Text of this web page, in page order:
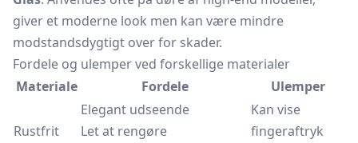
giver et moderne look men kan være mindre
modstandsdygtigt over for skader.
Fordele og ulemper ved forskellige materialer
Materiale
Fordele Ulemper
Rustfrit
Elegant udseende
Let at rengøre
Kan vise
fingeraftryk